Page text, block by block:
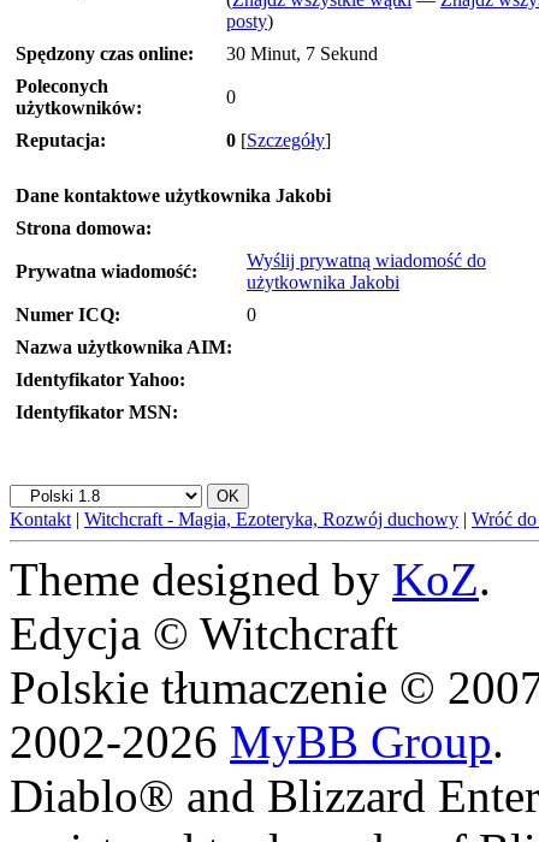
posty)
Spędzony czas online:
30 Minut, 7 Sekund
Poleconych
użytkowników:
0
Reputacja: 0 [Szczegóły]
Dane kontaktowe użytkownika Jakobi
Strona domowa:
Prywatna wiadomość:
Wyślij prywatną wiadomość do
użytkownika Jakobi
Numer ICQ:
0
Nazwa użytkownika AIM:
Identyfikator Yahoo:
Identyfikator MSN:
Kontakt | Witchcraft - Magia, Ezoteryka, Rozwój duchowy | Wróć
Theme designed by KoZ.
Edycja © Witchcraft
Polskie tłumaczenie ©
2002-2026 MyBB Group.
Diablo® and Blizzard